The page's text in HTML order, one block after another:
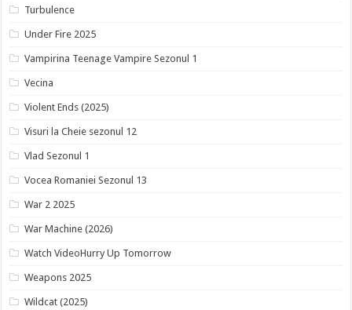
Turbulence
Under Fire 2025
Vampirina Teenage Vampire Sezonul 1
Vecina
Violent Ends (2025)
Visuri la Cheie sezonul 12
Vlad Sezonul 1
Vocea Romaniei Sezonul 13
War 2 2025
War Machine (2026)
Watch VideoHurry Up Tomorrow
Weapons 2025
Wildcat (2025)